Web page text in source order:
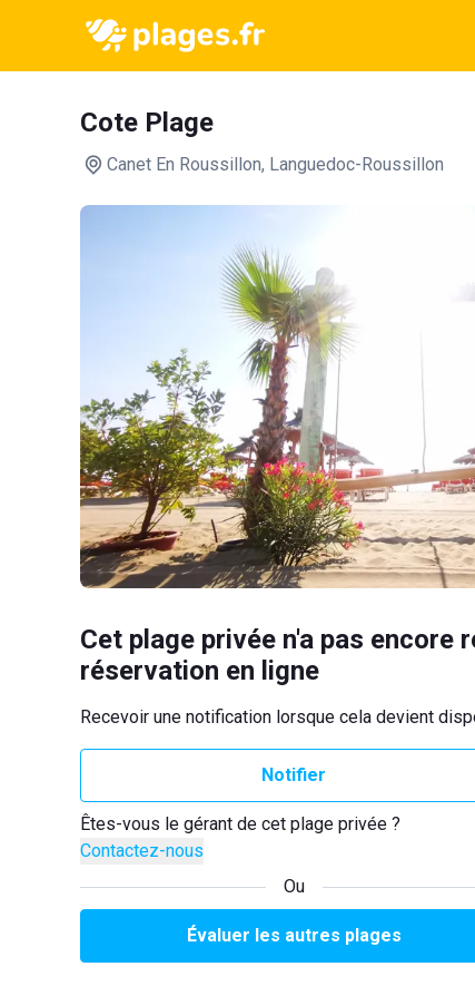
Cote Plage
Canet En Roussillon, Languedoc-Roussillon
Cet plage privée n'a pas encore
réservation en ligne
Recevoir une notification lorsque cela devient
Notifier
Êtes-vous le gérant de cet plage privée ?
Contactez-nous
Ou
Évaluer les autres plages